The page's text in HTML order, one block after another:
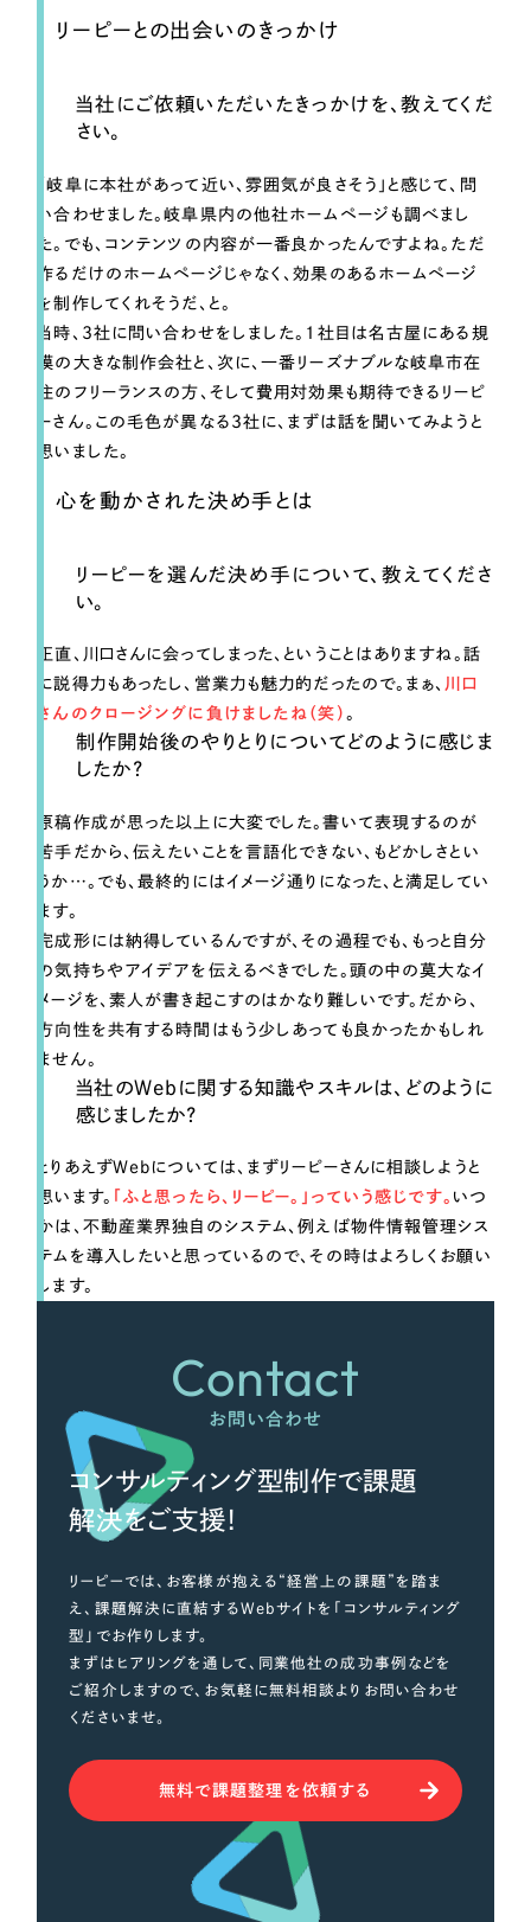
リーピーとの出会いのきっかけ
当社にご依頼いただいたきっかけを、教えてくだ
さい。
「岐阜に本社があって近い、雰囲気が良さそう」と感じて、問
い合わせました。岐阜県内の他社ホームページも調べまし
た。でも、コンテンツの内容が一番良かったんですよね。ただ
作るだけのホームページじゃなく、効果のあるホームページ
を制作してくれそうだ、と。
当時、3社に問い合わせをしました。1社目は名古屋にある規
模の大きな制作会社と、次に、一番リーズナブルな岐阜市在
住のフリーランスの方、そして費用対効果も期待できるリーピ
ーさん。この毛色が異なる3社に、まずは話を聞いてみようと
思いました。
心を動かされた決め手とは
リーピーを選んだ決め手について、教えてくださ
い。
正直、川口さんに会ってしまった、ということはありますね。話
に説得力もあったし、営業力も魅力的だったので。まぁ、 川口
さんのクロージングに負けましたね（笑） 。
制作開始後のやりとりについてどのように感じま
したか？
原稿作成が思った以上に大変でした。書いて表現するのが
苦手だから、伝えたいことを言語化できない、もどかしさとい
うか…。でも、最終的にはイメージ通りになった、と満足してい
ます。
完成形には納得しているんですが、その過程でも、もっと自分
の気持ちやアイデアを伝えるべきでした。頭の中の莫大なイ
メージを、素人が書き起こすのはかなり難しいです。だから、
方向性を共有する時間はもう少しあっても良かったかもしれ
ません。
当社のWebに関する知識やスキルは、どのように
感じましたか？
とりあえずWebについては、まずリーピーさんに相談しようと
思います。 「ふと思ったら、リーピー。」っていう感じです。 いつ
かは、不動産業界独自のシステム、例えば物件情報管理シス
テムを導入したいと思っているので、その時はよろしくお願い
します。
Contact
お問い合わせ
コンサルティング型制作で課題
解決をご支援！
リーピーでは、お客様が抱える“経営上の課題”を踏ま
え、課題解決に直結するWebサイトを「コンサルティング
型」でお作りします。
まずはヒアリングを通して、同業他社の成功事例などを
ご紹介しますので、お気軽に無料相談よりお問い合わせ
くださいませ。
無料で課題整理を依頼する